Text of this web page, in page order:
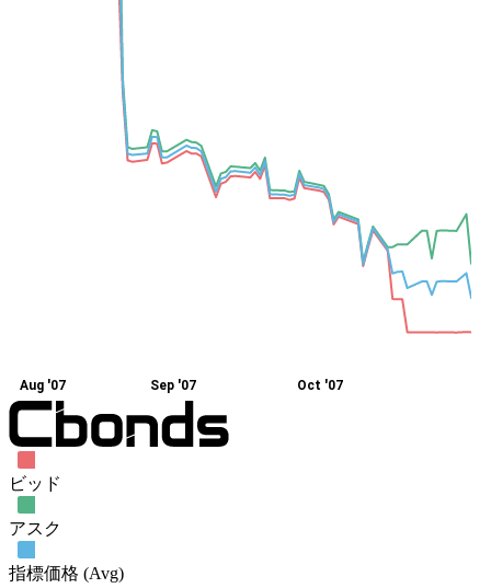
Aug '07 Sep '07 Oct '07
ビッド
アスク
指標価格 (Avg)